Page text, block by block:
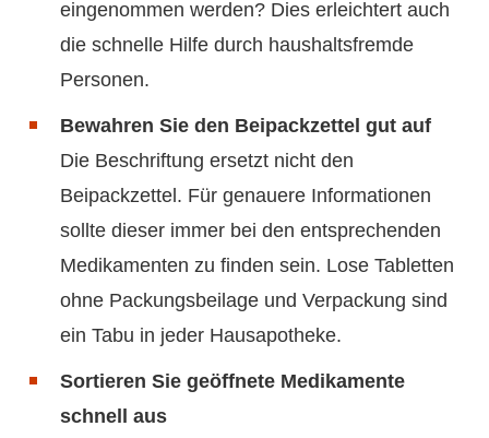
eingenommen werden? Dies erleichtert auch
die schnelle Hilfe durch haushaltsfremde
Personen.
Bewahren Sie den Beipackzettel gut auf
Die Beschriftung ersetzt nicht den
Beipackzettel. Für genauere Informationen
sollte dieser immer bei den entsprechenden
Medikamenten zu finden sein. Lose Tabletten
ohne Packungsbeilage und Verpackung sind
ein Tabu in jeder Hausapotheke.
Sortieren Sie geöffnete Medikamente
schnell aus